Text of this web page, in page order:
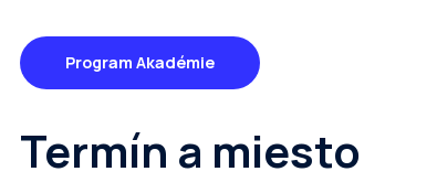
Program Akadémie
Termín a miesto